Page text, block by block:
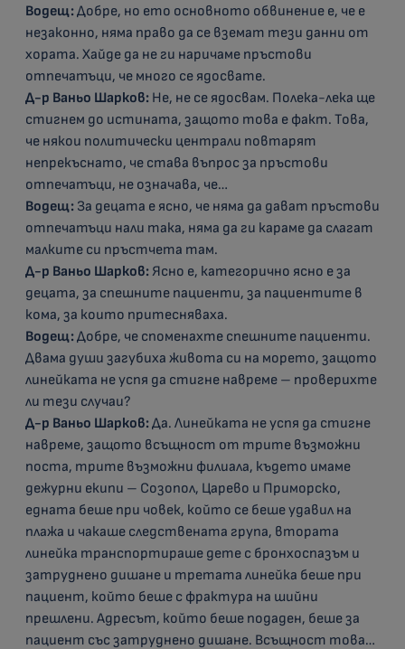
Водещ:Добре, но ето основното обвинение е, че е
незаконно, няма право да се вземат тези данни от
хората. Хайде да не ги наричаме пръстови
отпечатъци, че много се ядосвате.
Д-р Ваньо Шарков: Не, не се ядосвам. Полека-лека ще
стигнем до истината, защото това е факт. Това,
че някои политически централи повтарят
непрекъснато, че става въпрос за пръстови
отпечатъци, не означава, че…
Водещ: За децата е ясно, че няма да дават пръстови
отпечатъци нали така, няма да ги караме да слагат
малките си пръстчета там.
Д-р Ваньо Шарков:Ясно е, категорично ясно е за
децата, за спешните пациенти, за пациентите в
кома, за които притесняваха.
Водещ:Добре, че споменахте спешните пациенти.
Двама души загубиха живота си на морето, защото
линейката не успя да стигне навреме – проверихте
ли тези случаи?
Д-р Ваньо Шарков:Да. Линейката не успя да стигне
навреме, защото всъщност от трите възможни
поста, трите възможни филиала, където имаме
дежурни екипи – Созопол, Царево и Приморско,
едната беше при човек, който се беше удавил на
плажа и чакаше следствената група, втората
линейка транспортираше дете с бронхоспазъм и
затруднено дишане и третата линейка беше при
пациент, който беше с фрактура на шийни
прешлени. Адресът, който беше подаден, беше за
пациент със затруднено дишане. Всъщност това…